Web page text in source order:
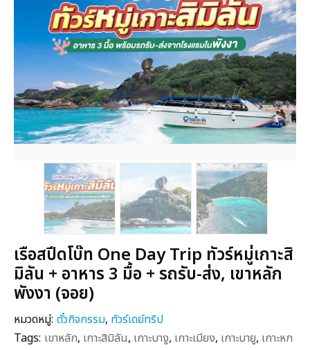
เรือสปีดโบ๊ท One Day Trip ทัวร์หมู่เกาะสิ
มิลัน + อาหาร 3 มื้อ + รถรับ-ส่ง, เขาหลัก
พังงา (จอย)
หมวดหมู่: ตั๋วกิจกรรม, ทัวร์เดย์ทริป
Tags: เขาหลัก, เกาะสิมิลัน, เกาะบางู, เกาะเมียง, เกาะบายู, เกาะหก